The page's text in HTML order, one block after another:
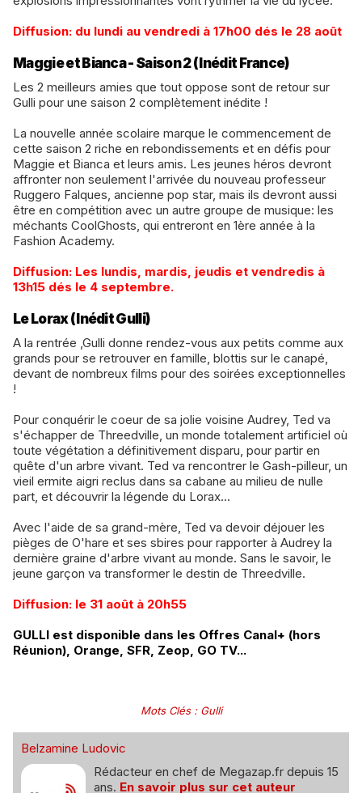
​Diffusion: du lundi au vendredi à 17h00 dés le 28 août
Maggie et Bianca - Saison 2 (Inédit France)
Les 2 meilleurs amies que tout oppose sont de retour sur
Gulli pour une saison 2 complètement inédite !
​La nouvelle année scolaire marque le commencement de
cette saison 2 riche en rebondissements et en défis pour
Maggie et Bianca et leurs amis. Les jeunes héros devront
affronter non seulement l'arrivée du nouveau professeur
Ruggero Falques, ancienne pop star, mais ils devront aussi
être en compétition avec un autre groupe de musique: les
méchants CoolGhosts, qui entreront en 1ère année à la
Fashion Academy.
​Diffusion: Les lundis, mardis, jeudis et vendredis à
13h15 dés le 4 septembre.
Le Lorax (Inédit Gulli)
A la rentrée ,Gulli donne rendez-vous aux petits comme aux
grands pour se retrouver en famille, blottis sur le canapé,
devant de nombreux films pour des soirées exceptionnelles
!
​Pour conquérir le coeur de sa jolie voisine Audrey, Ted va
s'échapper de Threedville, un monde totalement artificiel où
toute végétation a définitivement disparu, pour partir en
quête d'un arbre vivant. Ted va rencontrer le Gash-pilleur, un
vieil ermite aigri reclus dans sa cabane au milieu de nulle
part, et découvrir la légende du Lorax...
​Avec l'aide de sa grand-mère, Ted va devoir déjouer les
pièges de O'hare et ses sbires pour rapporter à Audrey la
dernière graine d'arbre vivant au monde. Sans le savoir, le
jeune garçon va transformer le destin de Threedville.
Diffusion: le 31 août à 20h55
​GULLI est disponible dans les Offres Canal+ (hors
Réunion), Orange, SFR, Zeop, GO TV...
Mots Clés: Gulli
Belzamine Ludovic
Rédacteur en chef de Megazap.fr depuis 15
ans. En savoir plus sur cet auteur